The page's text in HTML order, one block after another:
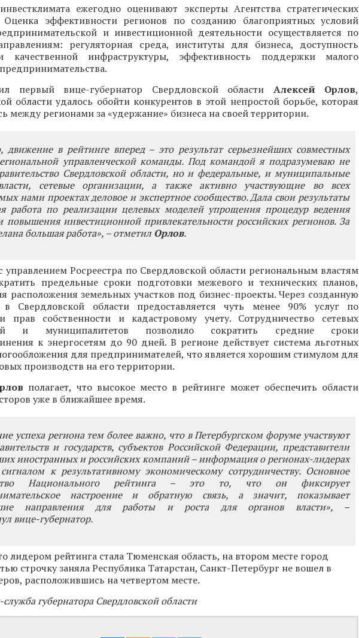
ежегодно оценивают эксперты Агентства стратегических
Оценка эффективности регионов по созданию благоприятных условий
и инвестиционной деятельности осуществляется по
регуляторная среда, институты для бизнеса, доступность
качественной инфраструктуры, эффективность поддержки малого
первый вице-губернатор Свердловской области Алексей Орлов,
области удалось обойти конкурентов в этой непростой борьбе, которая
между регионами за «удержание» бизнеса на своей территории.
движение в рейтинге вперед – это результат серьезнейших совместных
управленческой команды. Под командой я подразумеваю не
Свердловской области, но и федеральные, и муниципальные
сетевые организации, а также активно участвующие во всех
нами проектах деловое и экспертное сообщество. Дала свои результаты
работа по реализации целевых моделей упрощения процедур ведения
повышения инвестиционной привлекательности российских регионов. За
большая работа», – отметилОрлов.
управлением Росреестра по Свердловской области региональным властям
предельные сроки подготовки межевого и технических планов,
расположения земельных участков под бизнес-проекты. Через созданную
Свердловской области предоставляется чуть менее 90% услуг по
прав собственности и кадастровому учету. Сотрудничество сетевых
и муниципалитетов позволило сократить средние сроки
к энергосетям до 90 дней. В регионе действует система льготных
для предпринимателей, что является хорошим стимулом для
производств на его территории.
полагает, что высокое место в рейтинге может обеспечить области
уже в ближайшее время.
успеха региона тем более важно, что в Петербургском форуме участвуют
и государств, субъектов Российской Федерации, представители
иностранных и российских компаний – информация о регионах-лидерах
сигналом к результативному экономическому сотрудничеству. Основное
Национального рейтинга – это то, что он фиксирует
настроение и обратную связь, а значит, показывает
направления для работы и роста для органов власти», –
вице-губернатор.
лидером рейтинга стала Тюменская область, на втором месте город
строчку заняла Республика Татарстан, Санкт-Петербург не вошел в
расположившись на четвертом месте.
губернатора Свердловской области